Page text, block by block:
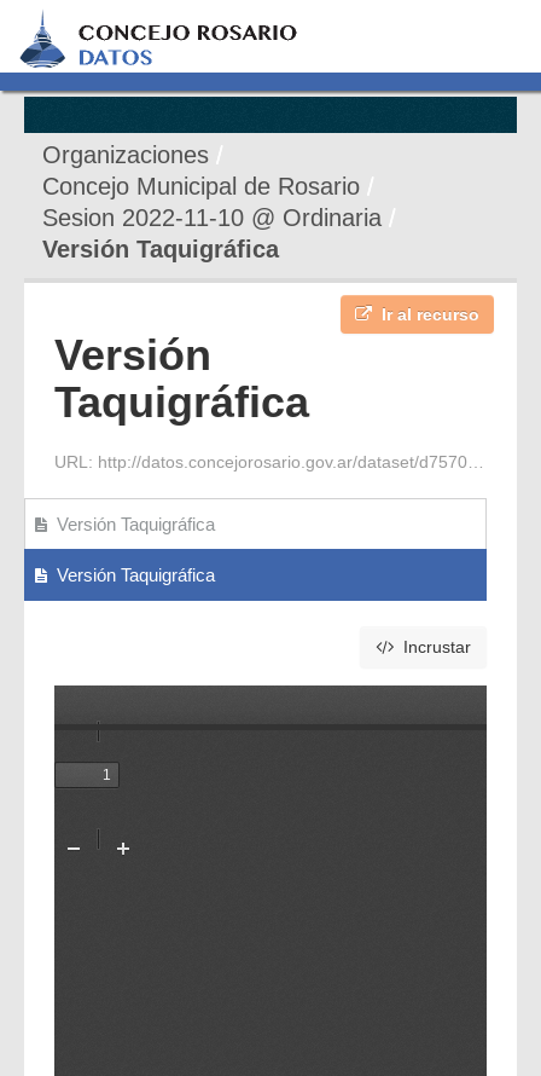
Organizaciones
Concejo Municipal de Rosario
Sesion 2022-11-10 @ Ordinaria
Versión Taquigráfica
Ir al recurso
Versión
Taquigráfica
URL: http://datos.concejorosario.gov.ar/dataset/d7570ab2-c243-4520-9d3a-de49a04de4bf/resource/b4f94aa1-32ee-4672-8045-3697400ab97f/download/2022-11-10-s-ordinaria-8-periodo-2-vt.pdf
Versión Taquigráfica
Versión Taquigráfica
Incrustar